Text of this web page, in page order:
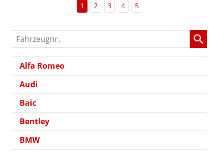
1 2 3 4 5
Fahrzeugnr.
Alfa Romeo
Audi
Baic
Bentley
BMW